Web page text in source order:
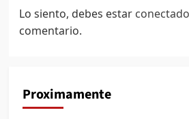
Lo siento, debes estar conectado
comentario.
Proximamente